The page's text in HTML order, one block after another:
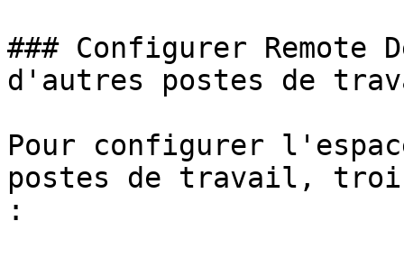
### Configurer Remote
d'autres postes de
Pour configurer
postes de travail,
: